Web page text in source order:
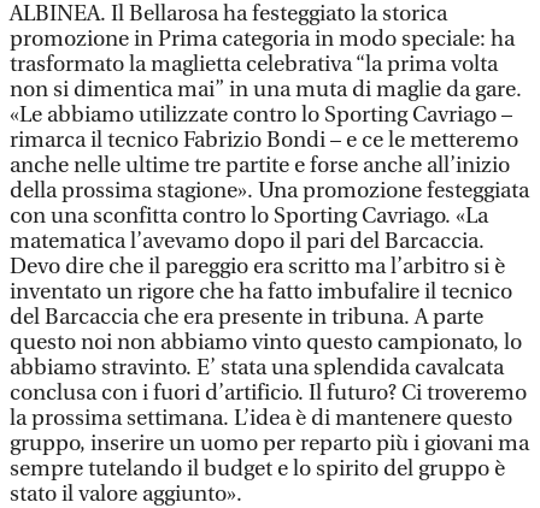
ALBINEA. Il Bellarosa ha festeggiato la storica
promozione in Prima categoria in modo speciale: ha
trasformato la maglietta celebrativa “la prima volta
non si dimentica mai” in una muta di maglie da gare.
«Le abbiamo utilizzate contro lo Sporting Cavriago –
rimarca il tecnico Fabrizio Bondi – e ce le metteremo
anche nelle ultime tre partite e forse anche all’inizio
della prossima stagione». Una promozione festeggiata
con una sconfitta contro lo Sporting Cavriago. «La
matematica l’avevamo dopo il pari del Barcaccia.
Devo dire che il pareggio era scritto ma l’arbitro si è
inventato un rigore che ha fatto imbufalire il tecnico
del Barcaccia che era presente in tribuna. A parte
questo noi non abbiamo vinto questo campionato, lo
abbiamo stravinto. E’ stata una splendida cavalcata
conclusa con i fuori d’artificio. Il futuro? Ci troveremo
la prossima settimana. L’idea è di mantenere questo
gruppo, inserire un uomo per reparto più i giovani ma
sempre tutelando il budget e lo spirito del gruppo è
stato il valore aggiunto».